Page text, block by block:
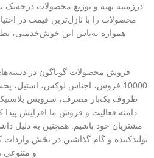
درزمینه تهیه و توزیع محصولات درجه‌یک
محصولات را با نازل‌ترین قیمت در
همواره به‌پاس این خوش‌خدمتی،
10000 فروش، اجناس لوکس،
ظروف یک‌بار مصرف، سرویس
دامنه فعالیت و فروش ما افزایش پیدا
مشتریان خود باشیم. همچنین به دلیل
تولیدکننده و گام گذاشتن در بخش واردات
و متنوعی